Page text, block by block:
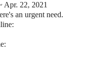
Apr. 22, 2021
an urgent need.